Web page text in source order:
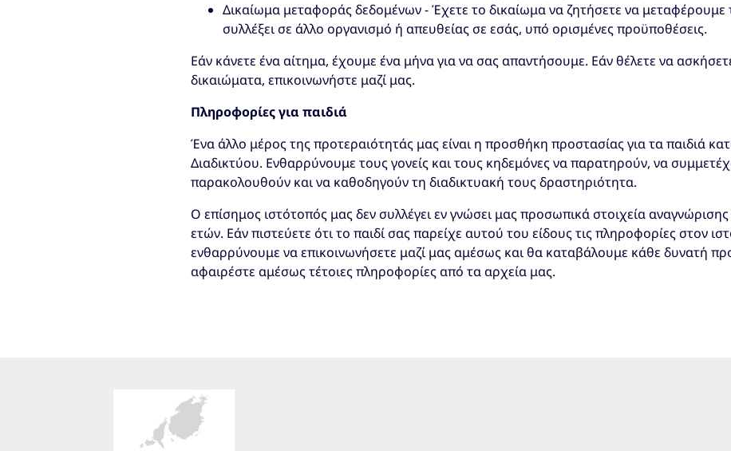
Δικαίωμα μεταφοράς δεδομένων - Έχετε το δικαίωμα να ζητήσετε να
συλλέξει σε άλλο οργανισμό ή απευθείας σε εσάς, υπό ορισμένες προϋποθέσεις.
Εάν κάνετε ένα αίτημα, έχουμε ένα μήνα για να σας απαντήσουμε. Εάν θέλετε να
δικαιώματα, επικοινωνήστε μαζί μας.
Πληροφορίες για παιδιά
Ένα άλλο μέρος της προτεραιότητάς μας είναι η προσθήκη προστασίας για τα παιδιά
Διαδικτύου. Ενθαρρύνουμε τους γονείς και τους κηδεμόνες να παρατηρούν, να
παρακολουθούν και να καθοδηγούν τη διαδικτυακή τους δραστηριότητα.
Ο επίσημος ιστότοπός μας δεν συλλέγει εν γνώσει μας προσωπικά στοιχεία
ετών. Εάν πιστεύετε ότι το παιδί σας παρείχε αυτού του είδους τις πληροφορίες στον
ενθαρρύνουμε να επικοινωνήσετε μαζί μας αμέσως και θα καταβάλουμε κάθε δυνατή
αφαιρέστε αμέσως τέτοιες πληροφορίες από τα αρχεία μας.